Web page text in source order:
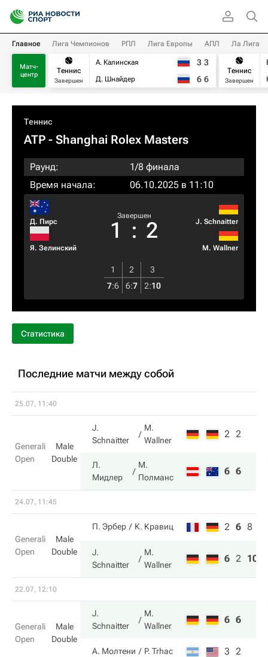
Главное Лига Чемпионов РПЛ Лига Европы АПЛ Ла Лига
Матч-
центр
Теннис
Завершен
А. Калинская
Д. Шнайдер
3 3
6 6
Теннис
Завершен
Теннис
ATP - Shanghai Rolex Masters
Раунд:
1/8 финала
Время начала:
06.10.2025 в 11:10
Д. Пирс
Я. Зелинский
Завершен
1 : 2 J. Schnaitter
M. Wallner
1 2
3
7:6 6:7 2:10
Статистика
Последние матчи между собой
25.07, 11:40
Generali
Open
Male
Double
J.
Schnaitter
M.
Wallner
2 2
Л.
Мидлер
М.
Полманс
6 6
24.07, 11:45
Generali
Open
Male
Double
П. Эрбер К. Кравиц 2 6 8
J.
Schnaitter
M.
Wallner
6 2 10
22.07, 12:10
Generali
Open
Male
Double
J.
Schnaitter
M.
Wallner
6 6
А. Молтени P. Trhac 3 2